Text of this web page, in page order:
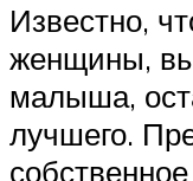
Известно,
женщины,
малыша,
лучшего.